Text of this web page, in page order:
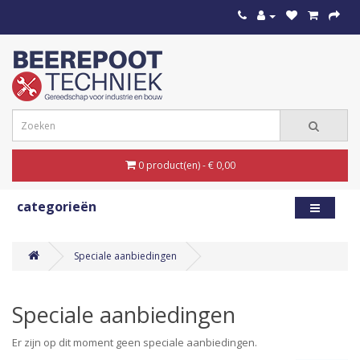
0 product(en) - € 0,00
categorieën
Speciale aanbiedingen
Speciale aanbiedingen
Er zijn op dit moment geen speciale aanbiedingen.